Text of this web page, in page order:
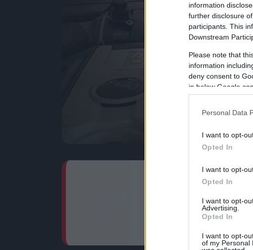
information
further disclosure
participants. This
Downstream
Please note that
information
deny consent to
in below Google
Personal Data
I want to opt-
Opted In
I want to opt-
Opted In
I want to opt-
Advertising.
Opted In
I want to opt-
of my Personal
Az autó motorvezérlő számítógépének
gyári szoftver finomhangolása 6-8